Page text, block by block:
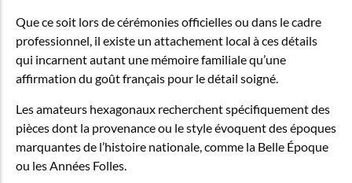
Que ce soit lors de cérémonies officielles ou dans le cadre
professionnel, il existe un attachement local à ces détails
qui incarnent autant une mémoire familiale qu’une
affirmation du goût français pour le détail soigné.
Les amateurs hexagonaux recherchent spécifiquement des
pièces dont la provenance ou le style évoquent des époques
marquantes de l’histoire nationale, comme la Belle Époque
ou les Années Folles.